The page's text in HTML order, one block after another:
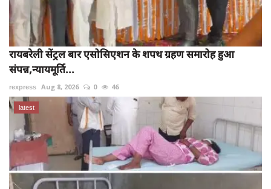
रायबरेली सेंट्रल बार एसोसिएशन के शपथ ग्रहण समारोह हुआ
संपन्न,न्यायमूर्ति...
rexpress Aug 8, 2026 0 46
latest